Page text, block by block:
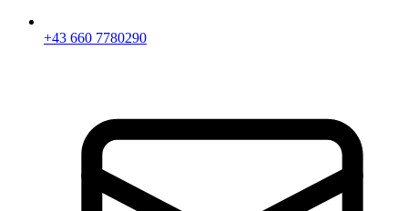
+43 660 7780290